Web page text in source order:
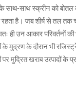
साथ-साथ स्क्रीन को
है। जब शीर्ष से तल तक
ही उन आकार परिवर्तनों
मुद्रण के दौरान भी
मुद्रित खराब उत्पादों के